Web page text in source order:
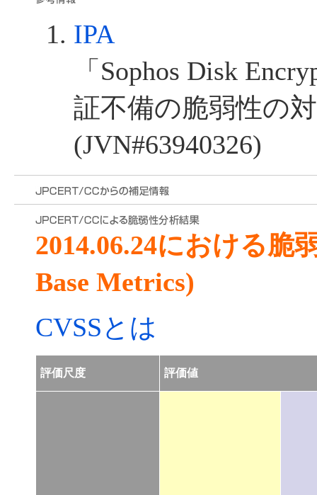
IPA
「Sophos Disk
証不備の脆弱性の
(JVN#63940326)
2014.06.24における脆
Base Metrics)
CVSSとは
評価尺度 評価値